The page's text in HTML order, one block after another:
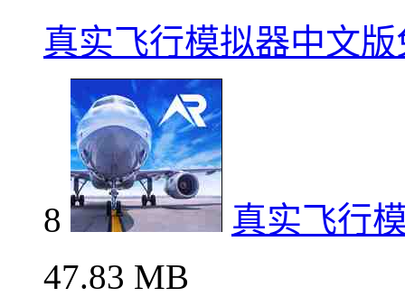
真实飞行模拟器中文
8
真实飞行
47.83 MB